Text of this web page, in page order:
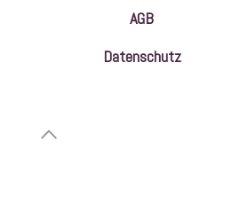
AGB
Datenschutz